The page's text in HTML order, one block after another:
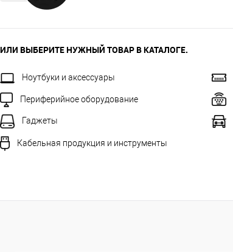
ИЛИ ВЫБЕРИТЕ НУЖНЫЙ ТОВАР В КАТАЛОГЕ.
Ноутбуки и аксессуары
Периферийное оборудование
Гаджеты
Кабельная продукция и инструменты